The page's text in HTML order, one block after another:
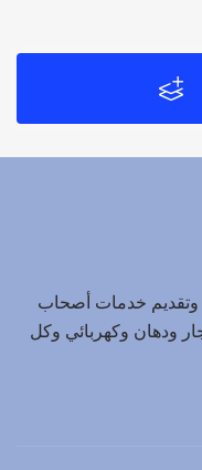
خدمات أصحاب
ودهان وكهربائي وكل